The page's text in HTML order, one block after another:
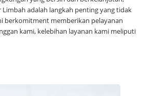
Limbah adalah langkah penting yang tidak
berkomitment memberikan pelayanan
kami, kelebihan layanan kami meliputi